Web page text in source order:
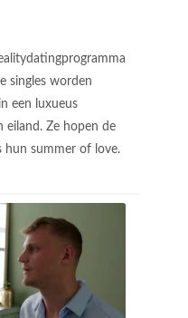
singles worden
een luxueus
eiland. Ze hopen de
hun summer of love.